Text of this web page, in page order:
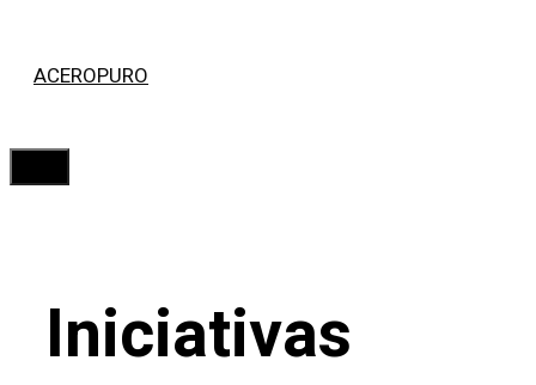
ACEROPURO
Iniciativas